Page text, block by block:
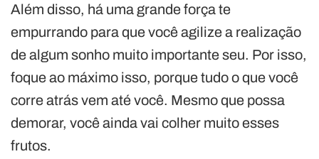
Além disso, há uma grande força te
empurrando para que você agilize a realização
de algum sonho muito importante seu. Por isso,
foque ao máximo isso, porque tudo o que você
corre atrás vem até você. Mesmo que possa
demorar, você ainda vai colher muito esses
frutos.